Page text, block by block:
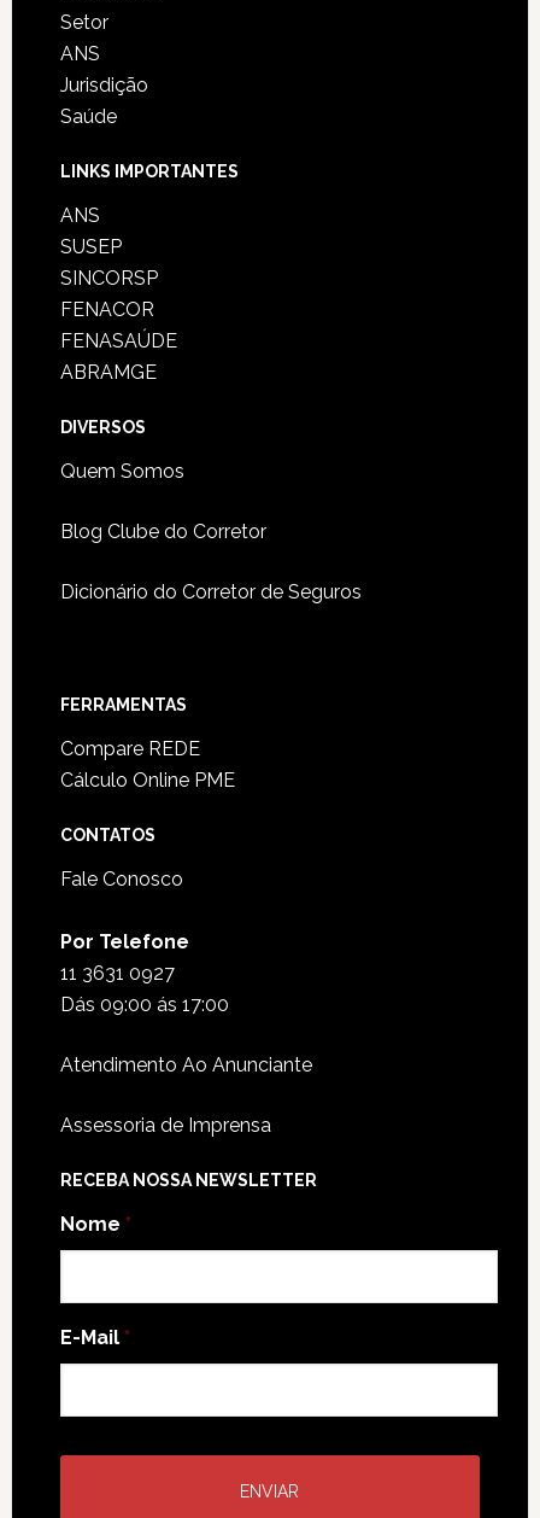
Setor
ANS
Jurisdição
Saúde
LINKS IMPORTANTES
ANS
SUSEP
SINCORSP
FENACOR
FENASAÚDE
ABRAMGE
DIVERSOS
Quem Somos
Blog Clube do Corretor
Dicionário do Corretor de Seguros
FERRAMENTAS
Compare REDE
Cálculo Online PME
CONTATOS
Fale Conosco
Por Telefone
11 3631 0927
Dás 09:00 ás 17:00
Atendimento Ao Anunciante
Assessoria de Imprensa
RECEBA NOSSA NEWSLETTER
Nome *
E-Mail *